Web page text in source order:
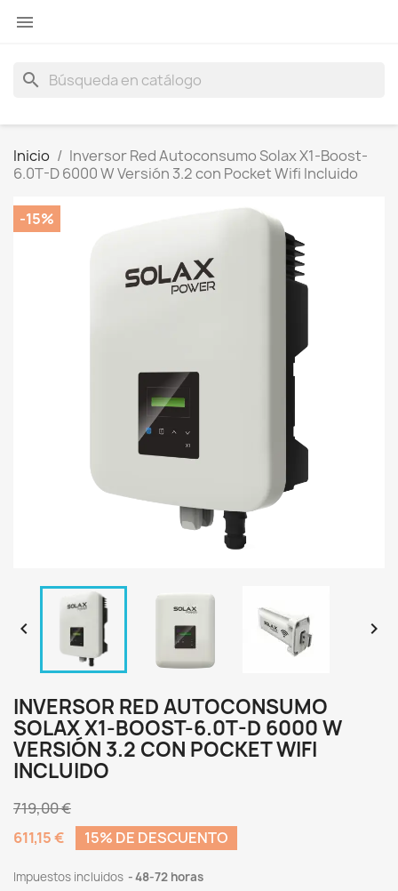

search
Inicio
Inversor Red Autoconsumo Solax X1-Boost-
6.0T-D 6000 W Versión 3.2 con Pocket Wifi Incluido
-15%
 
INVERSOR RED AUTOCONSUMO
SOLAX X1-BOOST-6.0T-D 6000 W
VERSIÓN 3.2 CON POCKET WIFI
INCLUIDO
719,00 €
611,15 €
15% DE DESCUENTO
Impuestos incluidos 48-72 horas